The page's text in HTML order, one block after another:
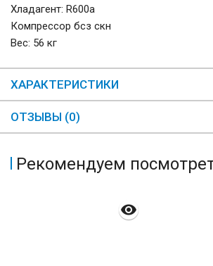
Хладагент: R600a
Компрессор бсз скн
Вес: 56 кг
ХАРАКТЕРИСТИКИ
ОТЗЫВЫ (0)
Рекомендуем